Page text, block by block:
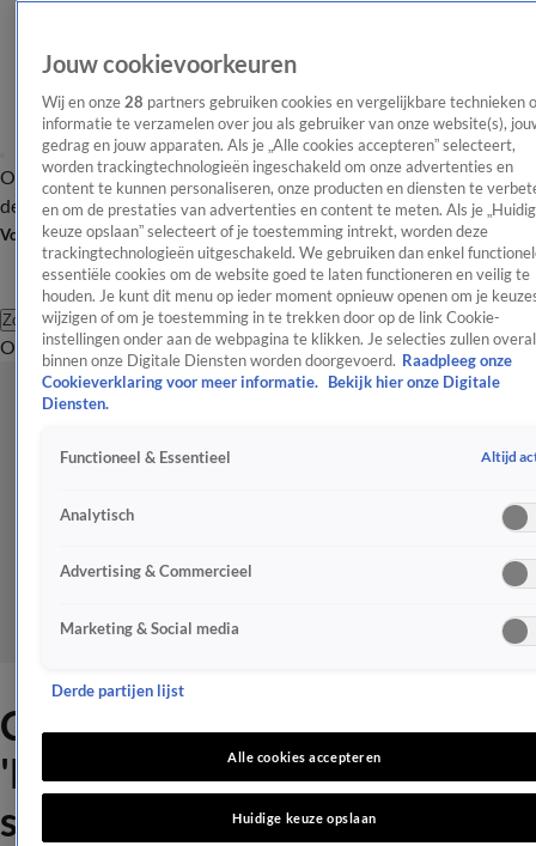
OverzichtAfleveringen Entertainment TV Algemeen
Tip
de redactieNieuwsbrief
Volg Shownieuws
Zoeken
OverzichtEntertainmentSpraakmakendRealityCrimeVideo's
Carlo Boszhard emotioneel:
'Loretta was de ster van de
show'
Jouw cookievoorkeuren
Wij en onze 28 partners gebruiken cookies en vergelijkbare technieken
informatie te verzamelen over jou als gebruiker van onze website(s),
gedrag en jouw apparaten. Als je „Alle cookies accepteren” selecteert,
worden trackingtechnologieën ingeschakeld om onze advertenties en
content te kunnen personaliseren, onze producten en diensten te
en om de prestaties van advertenties en content te meten. Als je
keuze opslaan” selecteert of je toestemming intrekt, worden deze
trackingtechnologieën uitgeschakeld. We gebruiken dan enkel
essentiële cookies om de website goed te laten functioneren en veilig te
houden. Je kunt dit menu op ieder moment opnieuw openen om je
wijzigen of om je toestemming in te trekken door op de link Cookie-
instellingen onder aan de webpagina te klikken. Je selecties zullen overal
binnen onze Digitale Diensten worden doorgevoerd. Raadpleeg onze
Cookieverklaring voor meer informatie.
Bekijk hier onze Digitale
Diensten.
Functioneel & Essentieel Altijd
Analytisch
Advertising & Commercieel
Marketing & Social media
Derde partijen lijst
Alle cookies accepteren
Huidige keuze opslaan